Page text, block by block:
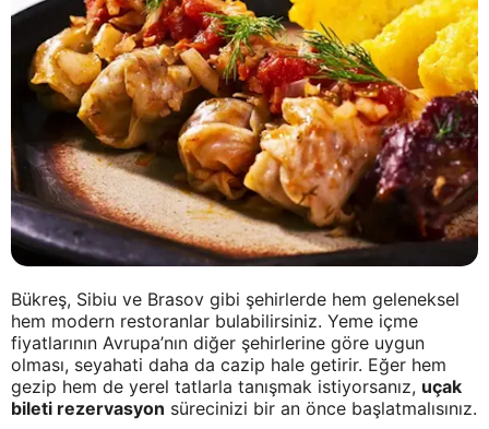
Bükreş, Sibiu ve Brasov gibi şehirlerde hem geleneksel
hem modern restoranlar bulabilirsiniz. Yeme içme
fiyatlarının Avrupa’nın diğer şehirlerine göre uygun
olması, seyahati daha da cazip hale getirir. Eğer hem
gezip hem de yerel tatlarla tanışmak istiyorsanız, uçak
bileti rezervasyon sürecinizi bir an önce başlatmalısınız.